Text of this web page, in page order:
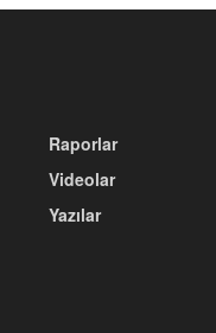
Raporlar
Videolar
Yazılar